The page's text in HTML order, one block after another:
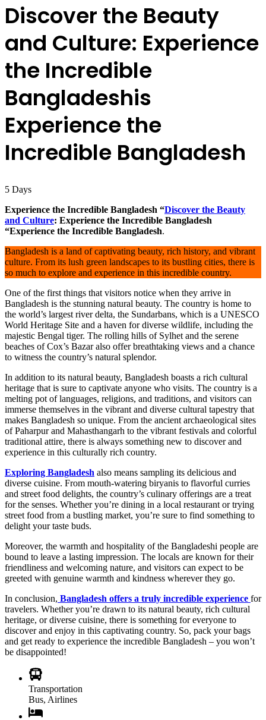
Discover the Beauty
and Culture: Experience
the Incredible
Bangladeshis
Experience the
Incredible Bangladesh
5 Days
Experience the Incredible Bangladesh “Discover the Beauty
and Culture: Experience the Incredible Bangladesh
“Experience the Incredible Bangladesh.
Bangladesh is a land of captivating beauty, rich history, and vibrant
culture. From its lush green landscapes to its bustling cities, there is
so much to explore and experience in this incredible country.
One of the first things that visitors notice when they arrive in
Bangladesh is the stunning natural beauty. The country is home to
the world’s largest river delta, the Sundarbans, which is a UNESCO
World Heritage Site and a haven for diverse wildlife, including the
majestic Bengal tiger. The rolling hills of Sylhet and the serene
beaches of Cox’s Bazar also offer breathtaking views and a chance
to witness the country’s natural splendor.
In addition to its natural beauty, Bangladesh boasts a rich cultural
heritage that is sure to captivate anyone who visits. The country is a
melting pot of languages, religions, and traditions, and visitors can
immerse themselves in the vibrant and diverse cultural tapestry that
makes Bangladesh so unique. From the ancient archaeological sites
of Paharpur and Mahasthangarh to the vibrant festivals and colorful
traditional attire, there is always something new to discover and
experience in this culturally rich country.
Exploring Bangladesh also means sampling its delicious and
diverse cuisine. From mouth-watering biryanis to flavorful curries
and street food delights, the country’s culinary offerings are a treat
for the senses. Whether you’re dining in a local restaurant or trying
street food from a bustling market, you’re sure to find something to
delight your taste buds.
Moreover, the warmth and hospitality of the Bangladeshi people are
bound to leave a lasting impression. The locals are known for their
friendliness and welcoming nature, and visitors can expect to be
greeted with genuine warmth and kindness wherever they go.
In conclusion, Bangladesh offers a truly incredible experience for
travelers. Whether you’re drawn to its natural beauty, rich cultural
heritage, or diverse cuisine, there is something for everyone to
discover and enjoy in this captivating country. So, pack your bags
and get ready to experience the incredible Bangladesh – you won’t
be disappointed!
Transportation
Bus, Airlines